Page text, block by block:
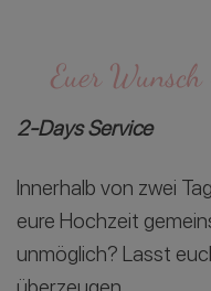
Euer
2-Days Service
Innerhalb von zwei
eure Hochzeit
unmöglich? Lasst